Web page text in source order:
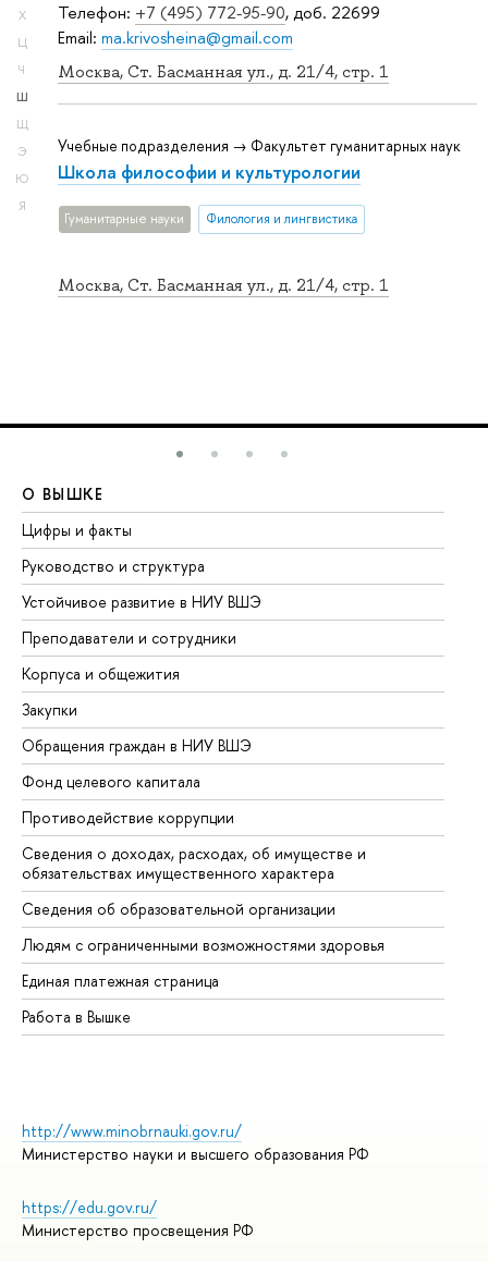
Х
Ц
Ч
Ш
Щ
Э
Ю
Я
Телефон: +7 (495) 772-95-90, доб. 22699
Email: ma.krivosheina@gmail.com
Москва, Ст. Басманная ул., д. 21/4, стр. 1
Москва, Ст. Басманная ул., д. 21/4, стр. 1
Учебные подразделения → Факультет гуманитарных наук
Школа философии и культурологии
Гуманитарные науки Филология и лингвистика
О ВЫШКЕ
Цифры и факты
Руководство и структура
Устойчивое развитие в НИУ ВШЭ
Преподаватели и сотрудники
Корпуса и общежития
Закупки
Обращения граждан в НИУ ВШЭ
Фонд целевого капитала
Противодействие коррупции
Сведения о доходах, расходах, об имуществе и
обязательствах имущественного характера
Сведения об образовательной организации
Людям с ограниченными возможностями здоровья
Единая платежная страница
Работа в Вышке
http://www.minobrnauki.gov.ru/
Министерство науки и высшего образования РФ
https://edu.gov.ru/
Министерство просвещения РФ